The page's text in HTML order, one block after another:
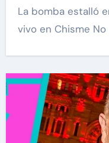
La bomba estalló en Univision y luego de que en
vivo en Chisme No